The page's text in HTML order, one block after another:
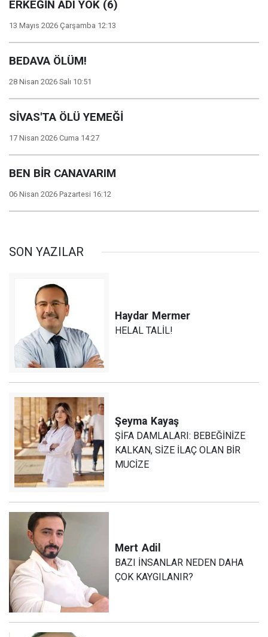
ERKEĞİN ADI YOK (6)
13 Mayıs 2026 Çarşamba 12:13
BEDAVA ÖLÜM!
28 Nisan 2026 Salı 10:51
SİVAS'TA ÖLÜ YEMEĞİ
17 Nisan 2026 Cuma 14:27
BEN BİR CANAVARIM
06 Nisan 2026 Pazartesi 16:12
SON YAZILAR
Haydar Mermer
HELAL TALİL!
Şeyma Kayaş
ŞİFA DAMLALARI: BEBEĞİNİZE
KALKAN, SİZE İLAÇ OLAN BİR
MUCİZE
Mert Adil
BAZI İNSANLAR NEDEN DAHA
ÇOK KAYGILANIR?